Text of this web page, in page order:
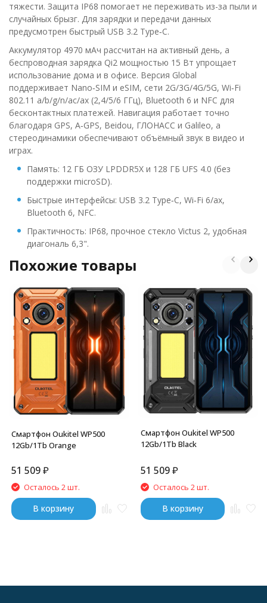
тяжести. Защита IP68 помогает не переживать из-за пыли и
случайных брызг. Для зарядки и передачи данных
предусмотрен быстрый USB 3.2 Type‑C.
Аккумулятор 4970 мАч рассчитан на активный день, а
беспроводная зарядка Qi2 мощностью 15 Вт упрощает
использование дома и в офисе. Версия Global
поддерживает Nano‑SIM и eSIM, сети 2G/3G/4G/5G, Wi‑Fi
802.11 a/b/g/n/ac/ax (2,4/5/6 ГГц), Bluetooth 6 и NFC для
бесконтактных платежей. Навигация работает точно
благодаря GPS, A‑GPS, Beidou, ГЛОНАСС и Galileo, а
стереодинамики обеспечивают объёмный звук в видео и
играх.
Память: 12 ГБ ОЗУ LPDDR5X и 128 ГБ UFS 4.0 (без
поддержки microSD).
Быстрые интерфейсы: USB 3.2 Type‑C, Wi‑Fi 6/ax,
Bluetooth 6, NFC.
Практичность: IP68, прочное стекло Victus 2, удобная
диагональ 6,3".
Похожие товары
Смартфон Oukitel WP500
12Gb/1Tb Orange
51 509₽
Осталось 2 шт.
В корзину
Смартфон Oukitel WP500
12Gb/1Tb Black
51 509 ₽
Осталось 2 шт.
В корзину